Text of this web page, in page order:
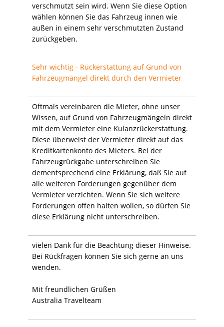
verschmutzt sein wird. Wenn Sie diese Option
wählen können Sie das Fahrzeug innen wie
außen in einem sehr verschmutzten Zustand
zurückgeben.
Sehr wichtig - Rückerstattung auf Grund von
Fahrzeugmängel direkt durch den Vermieter
Oftmals vereinbaren die Mieter, ohne unser
Wissen, auf Grund von Fahrzeugmängeln direkt
mit dem Vermieter eine Kulanzrückerstattung.
Diese überweist der Vermieter direkt auf das
Kreditkartenkonto des Mieters. Bei der
Fahrzeugrückgabe unterschreiben Sie
dementsprechend eine Erklärung, daß Sie auf
alle weiteren Forderungen gegenüber dem
Vermieter verzichten. Wenn Sie sich weitere
Forderungen offen halten wollen, so dürfen Sie
diese Erklärung nicht unterschreiben.
vielen Dank für die Beachtung dieser Hinweise.
Bei Rückfragen können Sie sich gerne an uns
wenden.
Mit freundlichen Grüßen
Australia Travelteam